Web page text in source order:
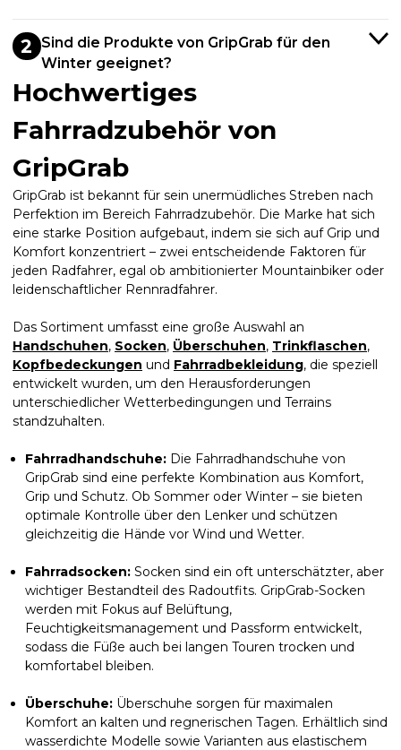
2 Sind die Produkte von GripGrab für den
Winter geeignet?
Hochwertiges
Fahrradzubehör von
GripGrab
GripGrab ist bekannt für sein unermüdliches Streben nach
Perfektion im Bereich Fahrradzubehör. Die Marke hat sich
eine starke Position aufgebaut, indem sie sich auf Grip und
Komfort konzentriert – zwei entscheidende Faktoren für
jeden Radfahrer, egal ob ambitionierter Mountainbiker oder
leidenschaftlicher Rennradfahrer.
Das Sortiment umfasst eine große Auswahl an
Handschuhen, Socken, Überschuhen, Trinkflaschen,
Kopfbedeckungen und Fahrradbekleidung, die speziell
entwickelt wurden, um den Herausforderungen
unterschiedlicher Wetterbedingungen und Terrains
standzuhalten.
Fahrradhandschuhe: Die Fahrradhandschuhe von
GripGrab sind eine perfekte Kombination aus Komfort,
Grip und Schutz. Ob Sommer oder Winter – sie bieten
optimale Kontrolle über den Lenker und schützen
gleichzeitig die Hände vor Wind und Wetter.
Fahrradsocken: Socken sind ein oft unterschätzter, aber
wichtiger Bestandteil des Radoutfits. GripGrab-Socken
werden mit Fokus auf Belüftung,
Feuchtigkeitsmanagement und Passform entwickelt,
sodass die Füße auch bei langen Touren trocken und
komfortabel bleiben.
Überschuhe: Überschuhe sorgen für maximalen
Komfort an kalten und regnerischen Tagen. Erhältlich sind
wasserdichte Modelle sowie Varianten aus elastischem